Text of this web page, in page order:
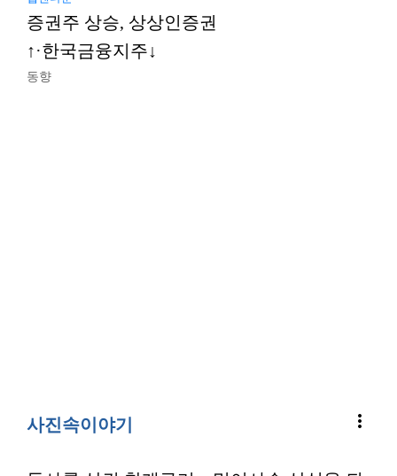
증권주 상승, 상상인증권
↑·한국금융지주↓
동향
사진속이야기 more_vert